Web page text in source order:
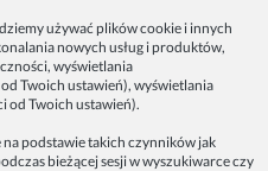
Małgorzata Nowak-Staszak
4, 30-650 Kraków
używać plików cookie i innych
nowych usług i produktów,
wyświetlania
Twoich ustawień), wyświetlania
od Twoich ustawień).
podstawie takich czynników jak
bieżącej sesji w wyszukiwarce czy